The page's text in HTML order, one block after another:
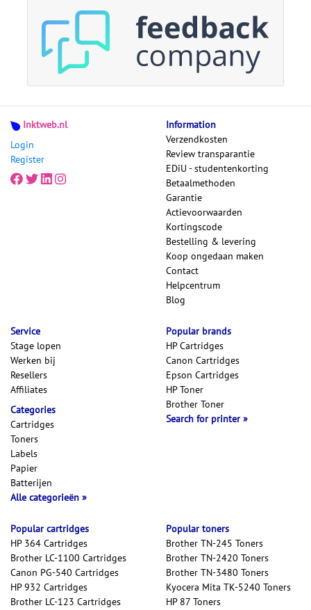
Inktweb.nl
Login
Register
Information
Verzendkosten
Review transparantie
EDiU - studentenkorting
Betaalmethoden
Garantie
Actievoorwaarden
Kortingscode
Bestelling & levering
Koop ongedaan maken
Contact
Helpcentrum
Blog
Service
Stage lopen
Werken bij
Resellers
Affiliates
Categories
Cartridges
Toners
Labels
Papier
Batterijen
Alle categorieën
Popular cartridges
HP 364 Cartridges
Brother LC-1100 Cartridges
Canon PG-540 Cartridges
HP 932 Cartridges
Brother LC-123 Cartridges
Popular toners
Brother TN-245 Toners
Brother TN-2420 Toners
Brother TN-3480 Toners
Kyocera Mita TK-5240 Toners
HP 87 Toners
Popular brands
HP Cartridges
Canon Cartridges
Epson Cartridges
HP Toner
Brother Toner
Search for printer